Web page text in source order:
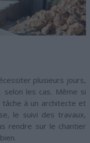
plusieurs jours,
selon les cas. Même si
à un architecte et
le suivi des travaux,
rendre sur le chantier